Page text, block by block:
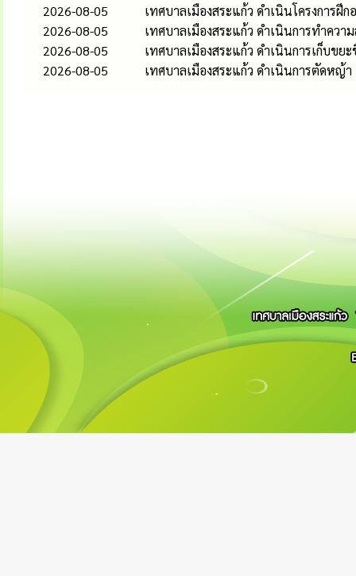
2026-08-05
เทศบาลเมืองสระแก้ว ดำเนินโครงการ
2026-08-05
เทศบาลเมืองสระแก้ว ดำเนินการทำควา
2026-08-05
เทศบาลเมืองสระแก้ว ดำเนินการเก็บขย
2026-08-05
เทศบาลเมืองสระแก้ว ดำเนินการตัดหญ้า